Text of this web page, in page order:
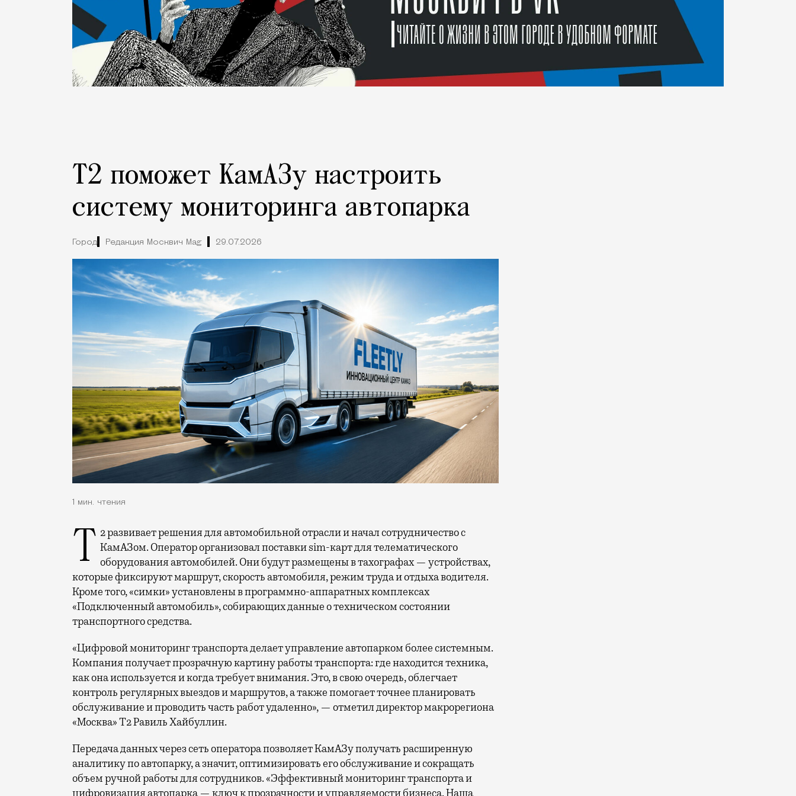
Т2 поможет КамАЗу настроить
систему мониторинга автопарка
Город Редакция Москвич Mag 29.07.2026
1 мин. чтения
Т2 развивает решения для автомобильной отрасли и начал сотрудничество с КамАЗом. Оператор организовал поставки sim-карт для телематического
оборудования автомобилей. Они будут размещены в тахографах — устройствах,
которые фиксируют маршрут, скорость автомобиля, режим труда и отдыха водителя.
Кроме того, «симки» установлены в программно-аппаратных комплексах
«Подключенный автомобиль», собирающих данные о техническом состоянии
транспортного средства.
«Цифровой мониторинг транспорта делает управление автопарком более системным.
Компания получает прозрачную картину работы транспорта: где находится техника,
как она используется и когда требует внимания. Это, в свою очередь, облегчает
контроль регулярных выездов и маршрутов, а также помогает точнее планировать
обслуживание и проводить часть работ удаленно», — отметил директор макрорегиона
«Москва» Т2 Равиль Хайбуллин.
Передача данных через сеть оператора позволяет КамАЗу получать расширенную
аналитику по автопарку, а значит, оптимизировать его обслуживание и сокращать
объем ручной работы для сотрудников. «Эффективный мониторинг транспорта и
цифровизация автопарка — ключ к прозрачности и управляемости бизнеса. Наша